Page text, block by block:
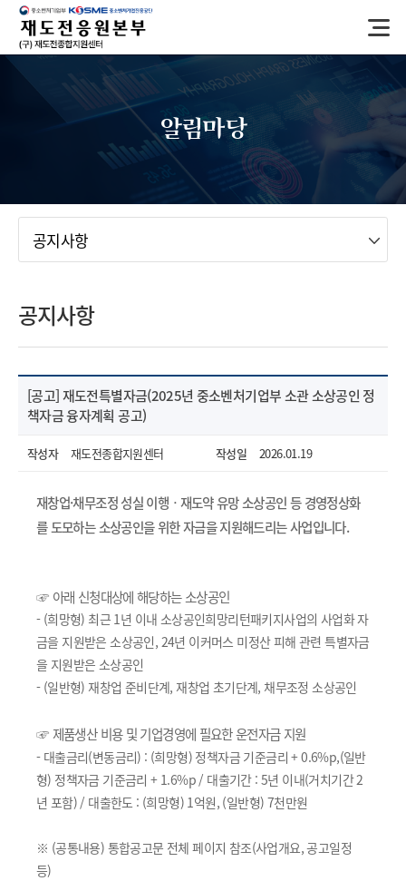
영
알림마당
공지사항
공지사항
[공고] 재도전특별자금(2025년 중소벤처기업부 소관 소상공인 정
책자금 융자계획 공고)
작성자 재도전종합지원센터 작성일 2026.01.19
재창업·채무조정 성실 이행ㆍ재도약 유망 소상공인 등 경영정상화
를 도모하는 소상공인을 위한 자금을 지원해드리는 사업입니다.
☞ 아래 신청대상에 해당하는 소상공인
- (희망형) 최근 1년 이내 소상공인희망리턴패키지사업의 사업화 자
금을 지원받은 소상공인, 24년 이커머스 미정산 피해 관련 특별자금
을 지원받은 소상공인
- (일반형) 재창업 준비단계, 재창업 초기단계, 채무조정 소상공인
☞ 제품생산 비용 및 기업경영에 필요한 운전자금 지원
- 대출금리(변동금리) : (희망형) 정책자금 기준금리 + 0.6%p,(일반
형) 정책자금 기준금리 + 1.6%p / 대출기간 : 5년 이내(거치기간 2
년 포함) / 대출한도 : (희망형) 1억원, (일반형) 7천만원
※ (공통내용) 통합공고문 전체 페이지 참조(사업개요, 공고일정
등)